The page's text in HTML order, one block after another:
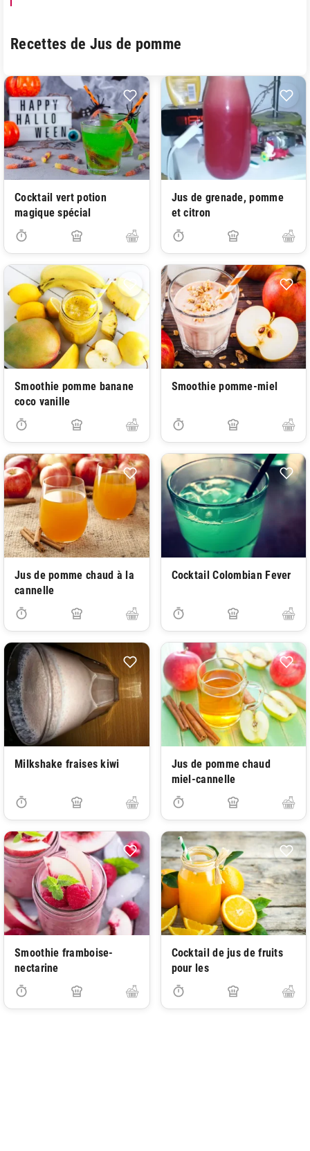
Recettes de Jus de pomme
Cocktail vert potion
magique spécial
Jus de grenade, pomme
et citron
Smoothie pomme banane
coco vanille
Smoothie pomme-miel
Jus de pomme chaud à la
cannelle
Cocktail Colombian Fever
Milkshake fraises kiwi
Jus de pomme chaud
miel-cannelle
Smoothie framboise-
nectarine
Cocktail de jus de fruits
pour les